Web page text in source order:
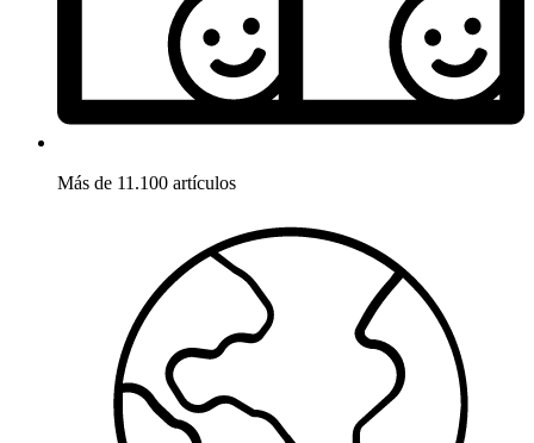
Más de 11.100 artículos